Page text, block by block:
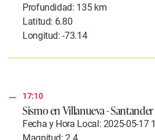
Profundidad: 135 km
Latitud: 6.80
Longitud: -73.14
17:10
Sismo en Villanueva - Santander
Fecha y Hora Local: 2025-05-17